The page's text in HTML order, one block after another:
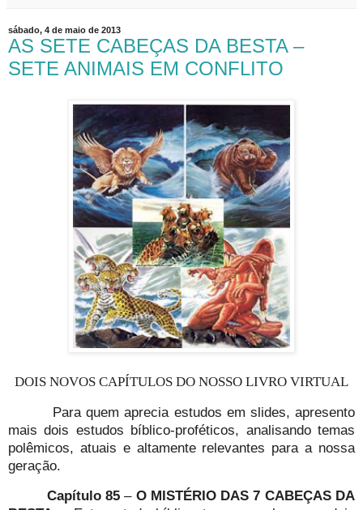
sábado, 4 de maio de 2013
AS SETE CABEÇAS DA BESTA –
SETE ANIMAIS EM CONFLITO
DOIS NOVOS CAPÍTULOS DO NOSSO LIVRO VIRTUAL
Para quem aprecia estudos em slides, apresento
mais dois estudos bíblico-proféticos, analisando temas
polêmicos, atuais e altamente relevantes para a nossa
geração.
Capítulo 85– O MISTÉRIO DAS 7 CABEÇAS DA